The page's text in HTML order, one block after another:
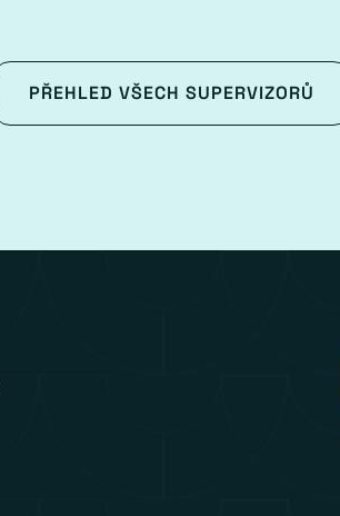
PŘEHLED VŠECH SUPERVIZORŮ